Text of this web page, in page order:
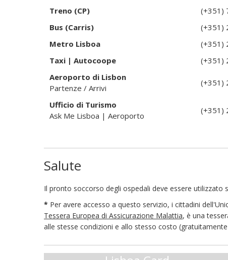
Treno (CP)
Bus (Carris)
(+351)
Metro Lisboa
(+351)
Taxi | Autocoope
(+351)
Aeroporto di Lisbon
Partenze / Arrivi
(+351)
Ufficio di Turismo
Ask Me Lisboa | Aeroporto
(+351)
Salute
Il pronto soccorso degli ospedali deve essere utilizzato
* Per avere accesso a questo servizio, i cittadini
Tessera Europea di Assicurazione Malattia, è una
alle stesse condizioni e allo stesso costo